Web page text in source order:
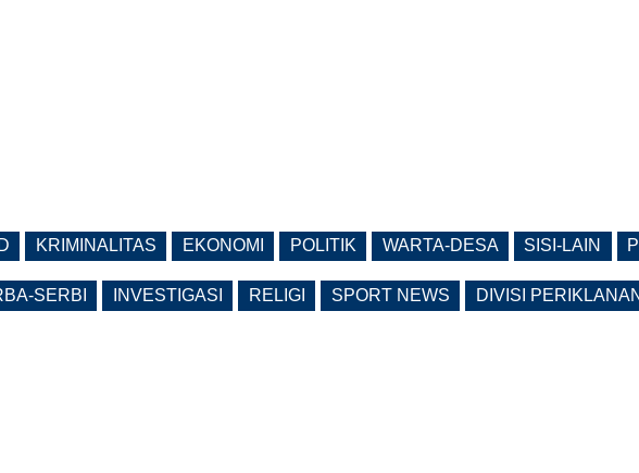
KRIMINALITAS EKONOMI POLITIK WARTA-DESA SISI-LAIN
SERBI INVESTIGASI RELIGI SPORT NEWS DIVISI